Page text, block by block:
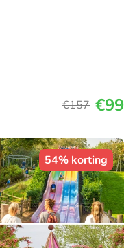
€157 €99
54% korting